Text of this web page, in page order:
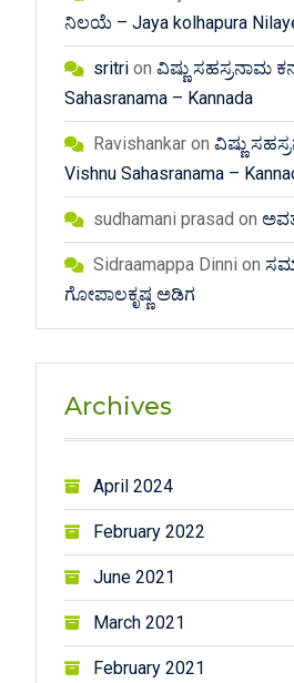
ನಿಲಯೆ – Jaya kolhapura
sritrion ವಿಷ್ಣು ಸಹಸ್ರನಾಮ
Sahasranama – Kannada
Ravishankaron ವಿಷ್ಣು
Vishnu Sahasranama –
sudhamani prasad on
Sidraamappa Dinni on
ಗೋಪಾಲಕೃಷ್ಣ ಅಡಿಗ
Archives
April 2024
February 2022
June 2021
March 2021
February 2021